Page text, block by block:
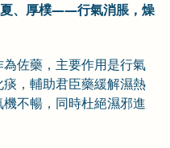
、厚樸——行氣消脹，燥
佐藥，主要作用是行氣
，輔助君臣藥緩解濕熱
不暢，同時杜絕濕邪進